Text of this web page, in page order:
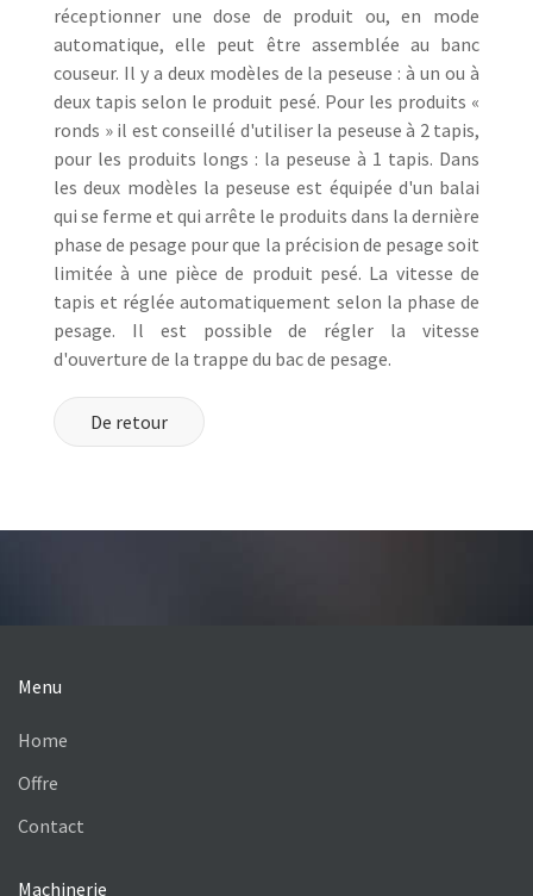
réceptionner une dose de produit ou, en mode
automatique, elle peut être assemblée au banc
couseur. Il y a deux modèles de la peseuse : à un ou à
deux tapis selon le produit pesé. Pour les produits «
ronds » il est conseillé d'utiliser la peseuse à 2 tapis,
pour les produits longs : la peseuse à 1 tapis. Dans
les deux modèles la peseuse est équipée d'un balai
qui se ferme et qui arrête le produits dans la dernière
phase de pesage pour que la précision de pesage soit
limitée à une pièce de produit pesé. La vitesse de
tapis et réglée automatiquement selon la phase de
pesage. Il est possible de régler la vitesse
d'ouverture de la trappe du bac de pesage.
De retour
Menu
Home
Offre
Contact
Machinerie